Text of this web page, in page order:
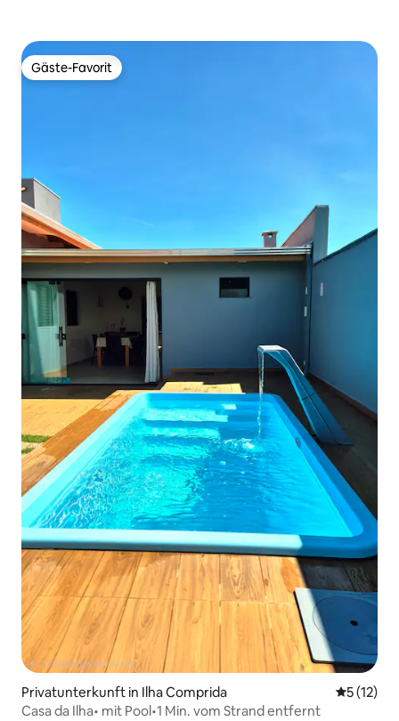
Gäste-Favorit
Gäste-Favorit
Privatunterkunft in Ilha Comprida
5 (12)
Casa da Ilha• mit Pool•1 Min. vom Strand entfernt